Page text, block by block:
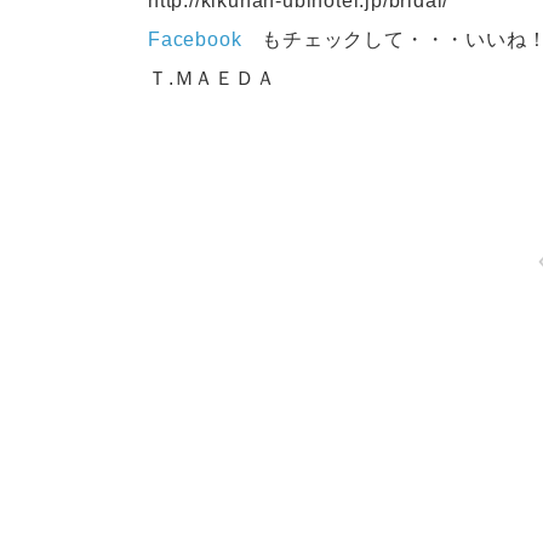
Facebook もチェックして・・・いいね！
Ｔ.ＭＡＥＤＡ